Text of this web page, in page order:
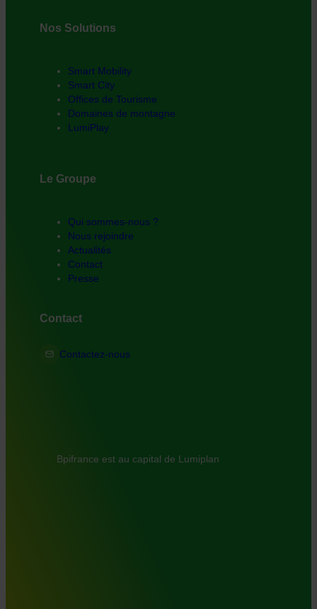
Nos Solutions
Smart Mobility
Smart City
Offices de Tourisme
Domaines de montagne
LumiPlay
Le Groupe
Qui sommes-nous ?
Nous rejoindre
Actualités
Contact
Presse
Contact
Contactez-nous
Bpifrance est au capital de Lumiplan